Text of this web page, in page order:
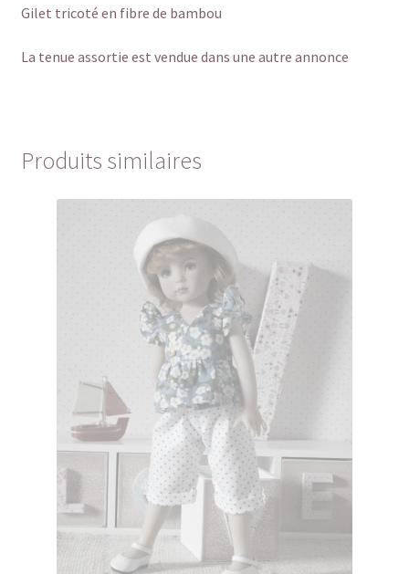
Gilet tricoté en fibre de bambou
La tenue assortie est vendue dans une autre annonce
Produits similaires